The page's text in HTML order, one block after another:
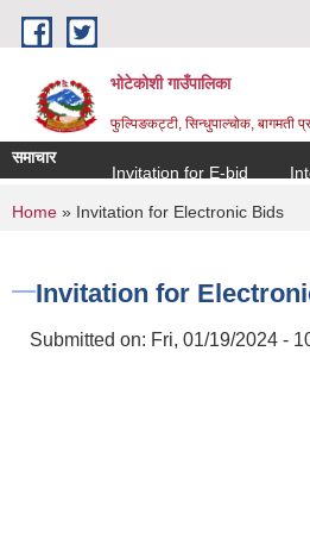
Skip to main content
भोटेकोशी गाउँपालिका
फुल्पिङकट्टी, सिन्धुपाल्चोक, बागमती
समाचार
Invitation for E-bid
You are here
Home » Invitation for Electronic Bids
Invitation for
Submitted on: Fri, 01/19/2024 -